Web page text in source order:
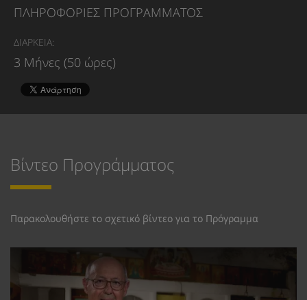
ΠΛΗΡΟΦΟΡΙΕΣ ΠΡΟΓΡΑΜΜΑΤΟΣ
ΔΙΑΡΚΕΙΑ:
3 Μήνες (50 ώρες)
Βίντεο Προγράμματος
Παρακολουθήστε το σχετικό βίντεο για το Πρόγραμμα